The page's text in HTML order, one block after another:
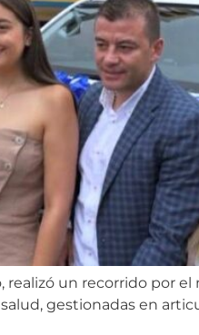
realizó un recorrido por
gestionadas en